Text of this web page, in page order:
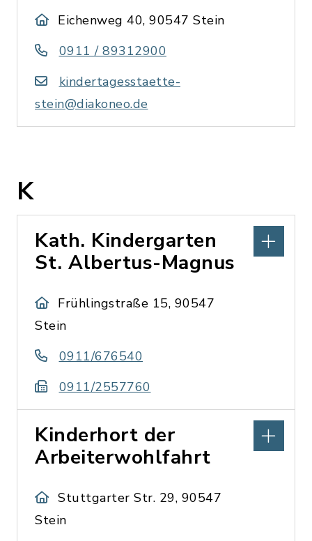
Eichenweg 40, 90547 Stein
0911 / 89312900
kindertagesstaette-
stein@diakoneo.de
K
Kath. Kindergarten
St. Albertus-Magnus
Frühlingstraße 15, 90547
Stein
0911/676540
0911/2557760
Kinderhort der
Arbeiterwohlfahrt
Stuttgarter Str. 29, 90547
Stein